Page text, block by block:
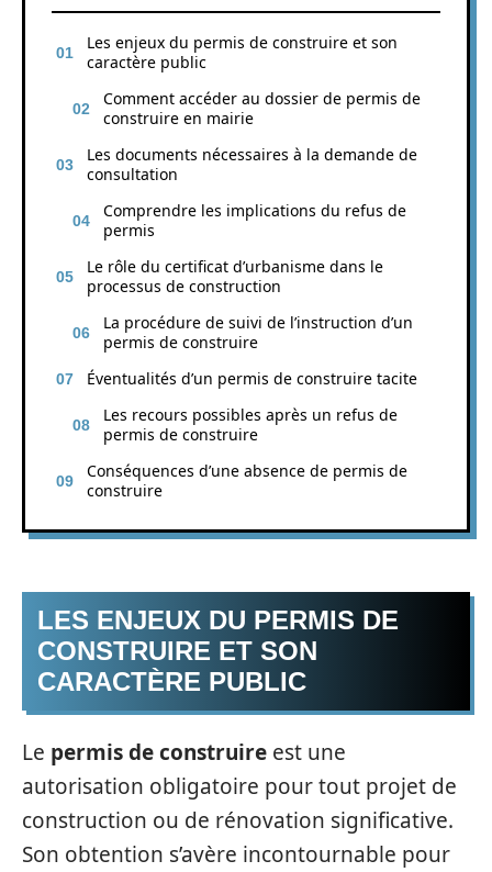
Les enjeux du permis de construire et son
caractère public
Comment accéder au dossier de permis de
construire en mairie
Les documents nécessaires à la demande de
consultation
Comprendre les implications du refus de
permis
Le rôle du certificat d’urbanisme dans le
processus de construction
La procédure de suivi de l’instruction d’un
permis de construire
Éventualités d’un permis de construire tacite
Les recours possibles après un refus de
permis de construire
Conséquences d’une absence de permis de
construire
LES ENJEUX DU PERMIS DE
CONSTRUIRE ET SON
CARACTÈRE PUBLIC
Le permis de construire est une
autorisation obligatoire pour tout projet de
construction ou de rénovation significative.
Son obtention s’avère incontournable pour